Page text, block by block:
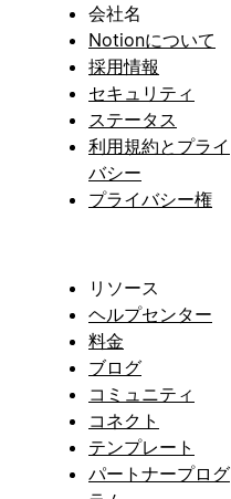
会社名
Notionについて
採用情報
セキュリティ
ステータス
利用規約とプライ
バシー
プライバシー権
リソース
ヘルプセンター
料金
ブログ
コミュニティ
コネクト
テンプレート
パートナープログ